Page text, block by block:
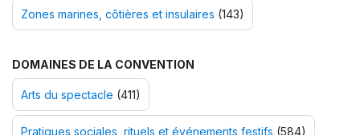
Zones marines, côtières et insulaires (143)
DOMAINES DE LA CONVENTION
Arts du spectacle (411)
Pratiques sociales, rituels et événements festifs (584)